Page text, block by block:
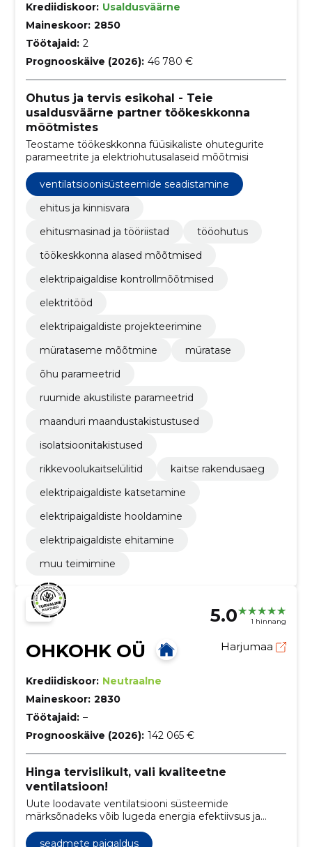
Krediidiskoor: Usaldusväärne
Maineskoor: 2850
Töötajaid: 2
Prognooskäive (2026): 46 780 €
Ohutus ja tervis esikohal - Teie
usaldusväärne partner töökeskkonna
mõõtmistes
Teostame töökeskkonna füüsikaliste ohutegurite
parameetrite ja elektriohutusalaseid mõõtmisi
ventilatsioonisüsteemide seadistamine
ehitus ja kinnisvara
ehitusmasinad ja tööriistad
tööohutus
töökeskkonna alased mõõtmised
elektripaigaldise kontrollmõõtmised
elektritööd
elektripaigaldiste projekteerimine
mürataseme mõõtmine
müratase
õhu parameetrid
ruumide akustiliste parameetrid
maanduri maandustakistustused
isolatsioonitakistused
rikkevoolukaitselülitid
kaitse rakendusaeg
elektripaigaldiste katsetamine
elektripaigaldiste hooldamine
elektripaigaldiste ehitamine
muu teimimine
5.0 1 hinnang
OHKOHK OÜ Harjumaa
Krediidiskoor: Neutraalne
Maineskoor: 2830
Töötajaid: –
Prognooskäive (2026): 142 065 €
Hinga tervislikult, vali kvaliteetne
ventilatsioon!
Uute loodavate ventilatsiooni süsteemide
märksõnadeks võib lugeda energia efektiivsus ja
kontrollitud sisekliima. Täpselt nende märksõnade
järgi me läheneme igale projektile.
seadmete paigaldus